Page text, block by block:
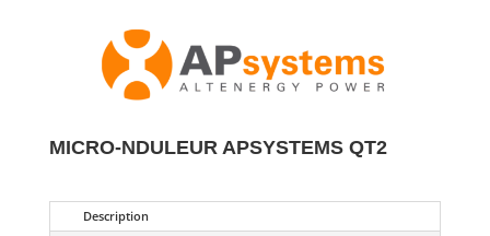
MICRO-NDULEUR APSYSTEMS QT2
Description